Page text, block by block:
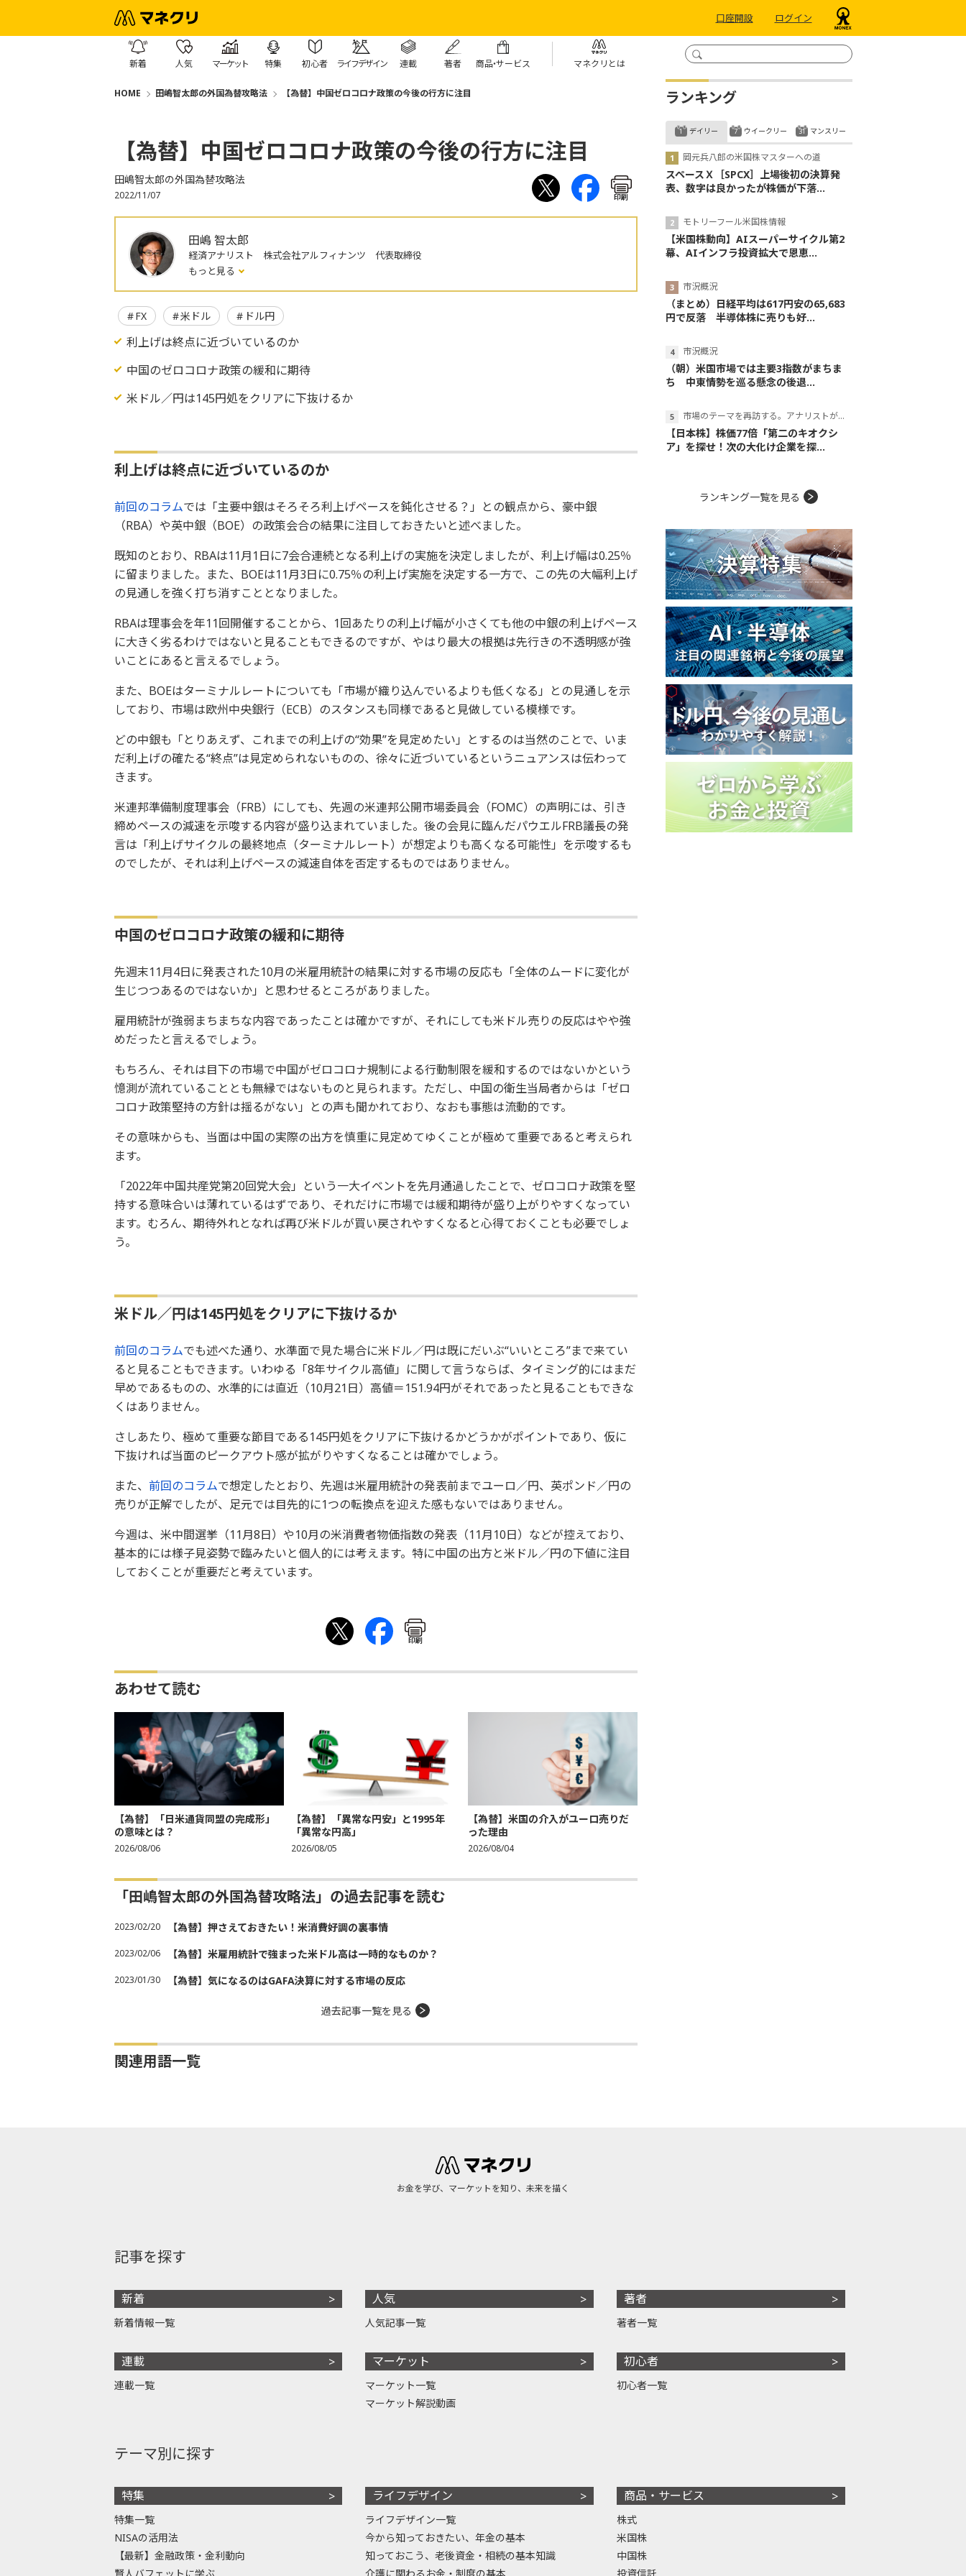
口座開設 ログイン
新着 人気 マーケット 特集 初心者 ライフデザイン 連載 著者 商品・サービス マネクリとは
HOME 田嶋智太郎の外国為替攻略法 【為替】中国ゼロコロナ政策の今後の行方に注目
【為替】中国ゼロコロナ政策の今後の行方に注目
田嶋智太郎の外国為替攻略法
2022/11/07 印刷
田嶋 智太郎
経済アナリスト 株式会社アルフィナンツ 代表取締役
もっと見る
FX 米ドル ドル円
利上げは終点に近づいているのか
中国のゼロコロナ政策の緩和に期待
米ドル／円は145円処をクリアに下抜けるか
利上げは終点に近づいているのか
前回のコラムでは「主要中銀はそろそろ利上げペースを鈍化させる？」との観点から、豪中銀
（RBA）や英中銀（BOE）の政策会合の結果に注目しておきたいと述べました。
既知のとおり、RBAは11月1日に7会合連続となる利上げの実施を決定しましたが、利上げ幅は0.25％
に留まりました。また、BOEは11月3日に0.75％の利上げ実施を決定する一方で、この先の大幅利上げ
の見通しを強く打ち消すこととなりました。
RBAは理事会を年11回開催することから、1回あたりの利上げ幅が小さくても他の中銀の利上げペース
に大きく劣るわけではないと見ることもできるのですが、やはり最大の根拠は先行きの不透明感が強
いことにあると言えるでしょう。
また、BOEはターミナルレートについても「市場が織り込んでいるよりも低くなる」との見通しを示
しており、市場は欧州中央銀行（ECB）のスタンスも同様であると見做している模様です。
どの中銀も「とりあえず、これまでの利上げの“効果”を見定めたい」とするのは当然のことで、いま
だ利上げの確たる“終点”は見定められないものの、徐々に近づいているというニュアンスは伝わって
きます。
米連邦準備制度理事会（FRB）にしても、先週の米連邦公開市場委員会（FOMC）の声明には、引き
締めペースの減速を示唆する内容が盛り込まれていました。後の会見に臨んだパウエルFRB議長の発
言は「利上げサイクルの最終地点（ターミナルレート）が想定よりも高くなる可能性」を示唆するも
のでしたが、それは利上げペースの減速自体を否定するものではありません。
中国のゼロコロナ政策の緩和に期待
先週末11月4日に発表された10月の米雇用統計の結果に対する市場の反応も「全体のムードに変化が
生じつつあるのではないか」と思わせるところがありました。
雇用統計が強弱まちまちな内容であったことは確かですが、それにしても米ドル売りの反応はやや強
めだったと言えるでしょう。
もちろん、それは目下の市場で中国がゼロコロナ規制による行動制限を緩和するのではないかという
憶測が流れていることとも無縁ではないものと見られます。ただし、中国の衛生当局者からは「ゼロ
コロナ政策堅持の方針は揺るがない」との声も聞かれており、なおも事態は流動的です。
その意味からも、当面は中国の実際の出方を慎重に見定めてゆくことが極めて重要であると考えられ
ます。
「2022年中国共産党第20回党大会」という一大イベントを先月通過したことで、ゼロコロナ政策を堅
持する意味合いは薄れているはずであり、それだけに市場では緩和期待が盛り上がりやすくなってい
ます。むろん、期待外れとなれば再び米ドルが買い戻されやすくなると心得ておくことも必要でしょ
う。
米ドル／円は145円処をクリアに下抜けるか
前回のコラムでも述べた通り、水準面で見た場合に米ドル／円は既にだいぶ“いいところ”まで来てい
ると見ることもできます。いわゆる「8年サイクル高値」に関して言うならば、タイミング的にはまだ
早めであるものの、水準的には直近（10月21日）高値＝151.94円がそれであったと見ることもできな
くはありません。
さしあたり、極めて重要な節目である145円処をクリアに下抜けるかどうかがポイントであり、仮に
下抜ければ当面のピークアウト感が拡がりやすくなることは確かでしょう。
また、 前回のコラムで想定したとおり、先週は米雇用統計の発表前までユーロ／円、英ポンド／円の
売りが正解でしたが、足元では目先的に1つの転換点を迎えた感もないではありません。
今週は、米中間選挙（11月8日）や10月の米消費者物価指数の発表（11月10日）などが控えており、
基本的には様子見姿勢で臨みたいと個人的には考えます。特に中国の出方と米ドル／円の下値に注目
しておくことが重要だと考えています。
印刷
あわせて読む
【為替】「日米通貨同盟の完成形」
の意味とは？
2026/08/06
【為替】「異常な円安」と1995年
「異常な円高」
2026/08/05
【為替】米国の介入がユーロ売りだ
った理由
2026/08/04
「田嶋智太郎の外国為替攻略法」の過去記事を読む
2023/02/20 【為替】押さえておきたい！米消費好調の裏事情
2023/02/06 【為替】米雇用統計で強まった米ドル高は一時的なものか？
2023/01/30 【為替】気になるのはGAFA決算に対する市場の反応
過去記事一覧を見る
関連用語一覧
ランキング
デイリー
岡元兵八郎の米国株マスターへの道
スペースＸ［SPCX］上場後初の決算発
表、数字は良かったが株価が下落...
モトリーフール米国株情報
【米国株動向】AIスーパーサイクル第2
幕、AIインフラ投資拡大で恩恵...
市況概況
（まとめ）日経平均は617円安の65,683
円で反落 半導体株に売りも好...
市況概況
（朝）米国市場では主要3指数がまちま
ち 中東情勢を巡る懸念の後退...
市場のテーマを再訪する。アナリストが読み解くテーマの本質
【日本株】株価77倍「第二のキオクシ
ア」を探せ！次の大化け企業を探...
ウイークリー マンスリー
ランキング一覧を見る
お金を学び、マーケットを知り、未来を描く
記事を探す
新着
新着情報一覧
連載
連載一覧
人気
人気記事一覧
マーケット
マーケット一覧
マーケット解説動画
著者
著者一覧
初心者
初心者一覧
テーマ別に探す
特集
特集一覧
NISAの活用法
【最新】金融政策・金利動向
ライフデザイン
ライフデザイン一覧
今から知っておきたい、年金の基本
知っておこう、老後資金・相続の基本知識
商品・サービス
株式
米国株
中国株